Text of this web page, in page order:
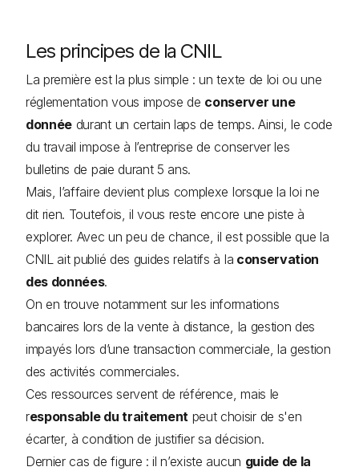
Les principes de la CNIL
La première est la plus simple : un texte de loi ou une
réglementation vous impose de conserver une
donnée durant un certain laps de temps. Ainsi, le code
du travail impose à l’entreprise de conserver les
bulletins de paie durant 5 ans.
Mais, l’affaire devient plus complexe lorsque la loi ne
dit rien. Toutefois, il vous reste encore une piste à
explorer. Avec un peu de chance, il est possible que la
CNIL ait publié des guides relatifs à la conservation
des données.
On en trouve notamment sur les informations
bancaires lors de la vente à distance, la gestion des
impayés lors d’une transaction commerciale, la gestion
des activités commerciales.
Ces ressources servent de référence, mais le
responsable du traitement peut choisir de s'en
écarter, à condition de justifier sa décision.
Dernier cas de figure : il n’existe aucun guide de la